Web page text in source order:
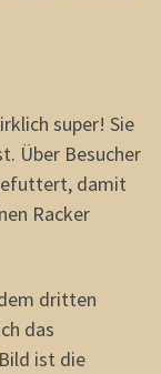
super! Sie
Über Besucher
damit
Racker
dritten
das
ist die